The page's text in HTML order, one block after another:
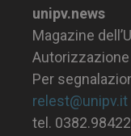
unipv.news
Magazine
Autorizzazione
Per
relest@unipv.it
tel.